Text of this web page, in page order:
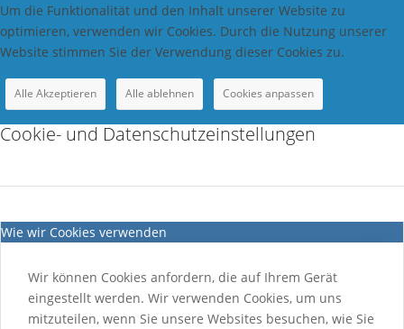
Um die Funktionalität und den Inhalt unserer Website zu
optimieren, verwenden wir Cookies. Durch die Nutzung unserer
Website stimmen Sie der Verwendung dieser Cookies zu.
Alle Akzeptieren Alle ablehnen Cookies anpassen
Cookie- und Datenschutzeinstellungen
Wie wir Cookies verwenden
Wir können Cookies anfordern, die auf Ihrem Gerät
eingestellt werden. Wir verwenden Cookies, um uns
mitzuteilen, wenn Sie unsere Websites besuchen, wie Sie